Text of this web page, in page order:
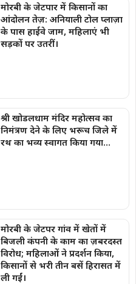
मोरबी के जेटपार में किसानों का
आंदोलन तेज़: अनियाली टोल प्लाज़ा
के पास हाईवे जाम, महिलाएं भी
सड़कों पर उतरीं।
श्री खोडलधाम मंदिर महोत्सव का
निमंत्रण देने के लिए भरूच जिले में
रथ का भव्य स्वागत किया गया…
मोरबी के जेटपर गांव में खेतों में
बिजली कंपनी के काम का ज़बरदस्त
विरोध; महिलाओं ने प्रदर्शन किया,
किसानों से भरी तीन बसें हिरासत में
ली गईं।